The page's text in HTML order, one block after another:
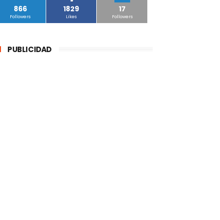
866
Followers
1829
Likes
17
Followers
PUBLICIDAD